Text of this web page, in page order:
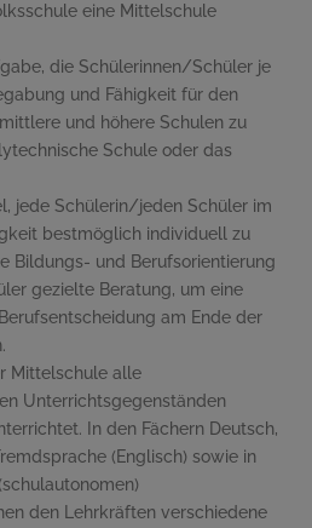
eine Mittelschule
die Schülerinnen/Schüler je
und Fähigkeit für den
und höhere Schulen zu
Schule oder das
jede Schülerin/jeden Schüler im
bestmöglich individuell zu
Bildungs- und Berufsorientierung
gezielte Beratung, um eine
am Ende der
Mittelschule alle
Unterrichtsgegenständen
In den Fächern Deutsch,
(Englisch) sowie in
den Lehrkräften verschiedene